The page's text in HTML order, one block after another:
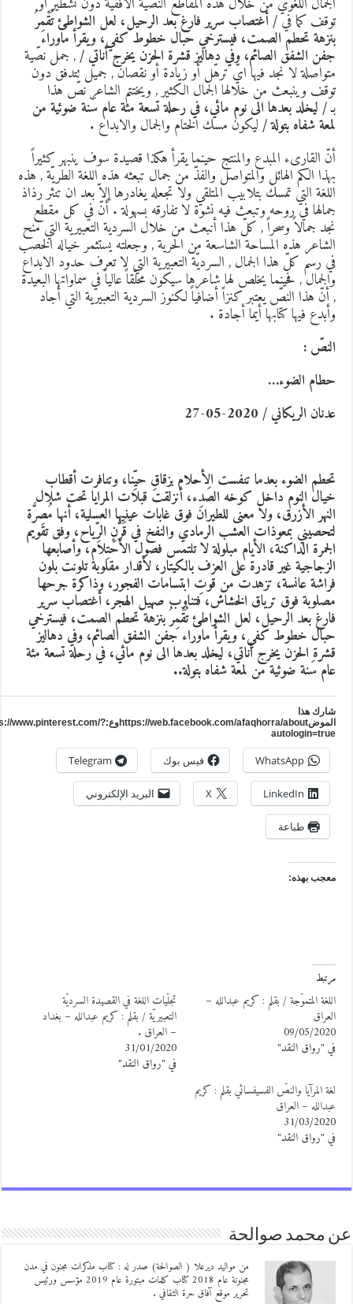
كما في/أغتصاب سرير فارغ بعد الرحيل، لعل الشواطئ تُقْمِرُ
تحطم الصمت، فيسترخي حبال خطوط كفي، ويقرأ ماوراء
الشفق الصائم، وفي دهاليز قشرة الحزن يخرج أناتي/, جمل نصّية
لا نجد فيها ايّ ترهّل أو زيادة أو نقصان , جميل تتدفق دون
وينبعث من خلالها الجمال الكثير , ويختتم الشاعر نصّ هذا
ليخلد بعدها الى نوم مائي، في رحلة تسعة مئة عام سَنة ضوئية من
شفاه بتولة/ليكون مسك الختام والجمال والابداع .
القارىء المبدع والمنتج حينما يقرأ هكذا قصيدة سوف ينبهر كثيراً
الكم الهائل والمتواصل والفذّ من جمال تبعثه هذه اللغة الطريّة , هذه
التي تمسك بتلابيب المتلقي ولا تجعله يغادرها إلاّ بعد ان تنثر رذاذ
في روحه وتبعث فيه نشوة لا تفارقه بسهولة . أنّ في كل مقطع
جمالاً وسحراً , كلّ هذا أنبعث من خلال السردية التعبيرية التي منح
هذه المساحة الشاسعة من الحرية , وجعلته يستثمر خياله الخصب
رسم كلّ هذا الجمال , السرديّة التعبيرية التي لا تعرف حدود الابداع
, فحينما يخلص لها شاعرها سيكون محلّقاً عالياً في سماواتها البعيدة
هذا النصّ يعتبر كنزاً أضافياً لكنوز السردية التعبيرية التي أجاد
فيها كتابها أيما أجادة .
:
الضوء…
الريكاني / 2020-05-27
الضوء بعدما تنفست الأحلام بزقاقِ حيِّنا، وتنافرت أقطاب
النوم داخل كوخه الصَدِء، أنزلقت قبلات المرايا تحت شلال
الأزرق، ولا معنى للطيران فوق غابات عينيها العسلية، أنها مُصِرَّة
بمعوذات العشب الرمادي والنفخ في قَرّنِ الرِّياح، وفق تقويم
الداكنة، الأيام مبلولة لا تلتمس فصول الأحْتِلام، وأصابعها
غير قادرة على العزف بالكيتار، لأقدار مقلوبة تلونت بلون
عانسة، تزهدت من قوتِ ابتسامات الفجور، وذاكرة جرحها
فوق ترياق الخشاش، فتناوب صهيل الهجر، أغتصاب سرير
بعد الرحيل، لعل الشواطئ تُقْمِرُ بنزهة تحطم الصمت، فيسترخي
خطوط كفي، ويقرأ ماوراء جفن الشفق الصائم، وفي دهاليز
الحزن يخرج أناتي، ليخلد بعدها الى نوم مائي، في رحلة تسعة مئة
سَنة ضوئية من لمعة شفاه بتولة..
هذا
الموضhttps://web.facebook.com/afaqhorra/aboutوع:https://www.pinterest.com/?
WhatsApp فيس بوك Telegram
LinkedIn
X البريد الإلكتروني
طباعة
بهذه:
المتموّجة / بقلم : كريم عبدالله –
09/05/
"رواق النقد"
تجلّيات اللغة في القصيدة السرديّة
التعبيريّة / بقلم : كريم عبدالله – بغداد
– العراق .
31/01/2020
في "رواق النقد"
المرآيا والنصّ الفسيفسائي بقلم : كريم
– العراق
31/03/
"رواق النقد"
محمد صوالحة
من مواليد ديرعلا ( الصوالحة) صدر له : كتاب مذكرات مجنون في مدن
مجنونة عام 2018 كتاب كلمات مبتورة عام 2019 مؤسس ورئيس
تحرير موقع آفاق حرة الثقافي .